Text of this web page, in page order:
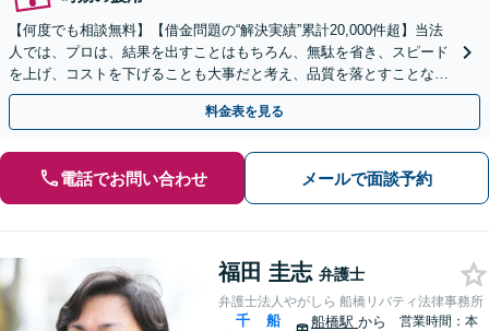
【何度でも相談無料】【借金問題の“解決実績”累計20,000件超】当法
人では、プロは、結果を出すことはもちろん、無駄を省き、スピード
を上げ、コストを下げることも大事だと考え、品質を落とすことな
く、費用を可能な限り安くすることにこだわります。
料金表を見る
電話でお問い合わせ メールで面談予約
福田 圭志 弁護士
弁護士法人やがしら 船橋リバティ法律事務所
千
船
船橋駅 から
営業時間：本